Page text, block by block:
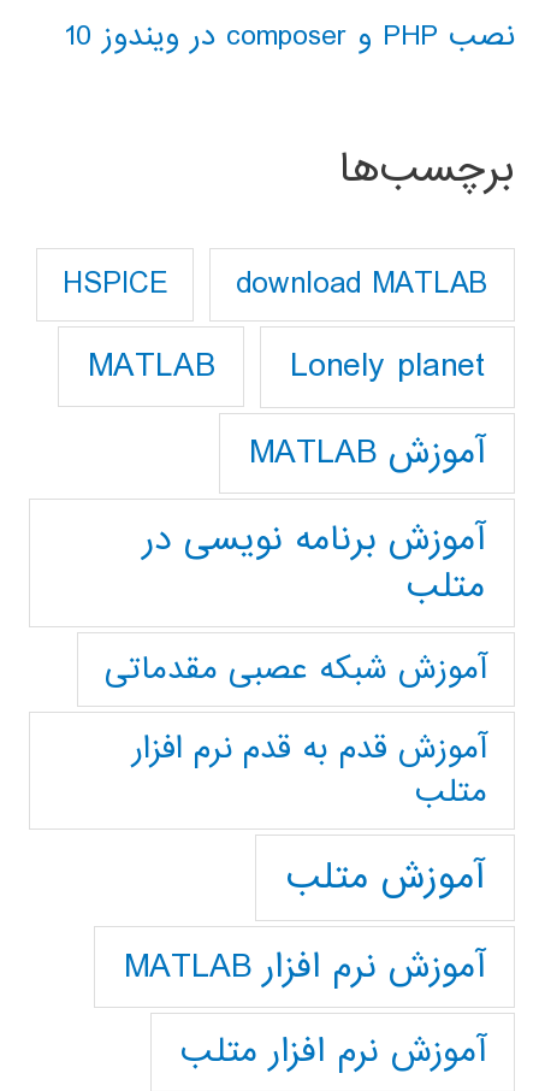
نصب PHP و composer در ویندوز 10
برچسب‌ها
download MATLAB
HSPICE
Lonely planet
MATLAB
آموزش MATLAB
آموزش برنامه نویسی در
متلب
آموزش شبکه عصبی مقدماتی
آموزش قدم به قدم نرم افزار
متلب
آموزش متلب
آموزش نرم افزار MATLAB
آموزش نرم افزار متلب